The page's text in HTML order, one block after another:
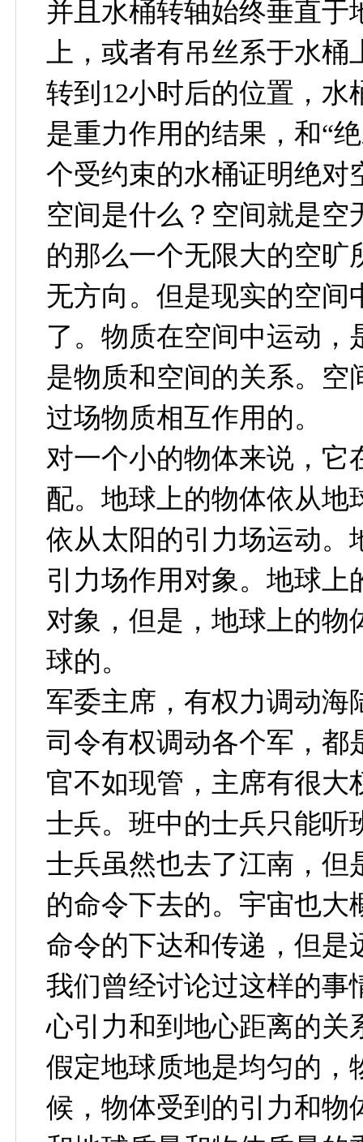
并且水桶转轴始终垂直于
上，或者有吊丝系于水
转到12小时后的位置，
是重力作用的结果，和“
个受约束的水桶证明绝对
空间是什么？空间就是空
的那么一个无限大的空旷
无方向。但是现实的空间
了。物质在空间中运动
是物质和空间的关系。空
过场物质相互作用的。
对一个小的物体来说，它
配。地球上的物体依从地
依从太阳的引力场运动。
引力场作用对象。地球上
对象，但是，地球上的物
球的。
军委主席，有权力调动海
司令有权调动各个军，都
官不如现管，主席有很大
士兵。班中的士兵只能听
士兵虽然也去了江南，但
的命令下去的。宇宙也大
命令的下达和传递，但是
我们曾经讨论过这样的事
心引力和到地心距离的关
假定地球质地是均匀的，
候，物体受到的引力和物